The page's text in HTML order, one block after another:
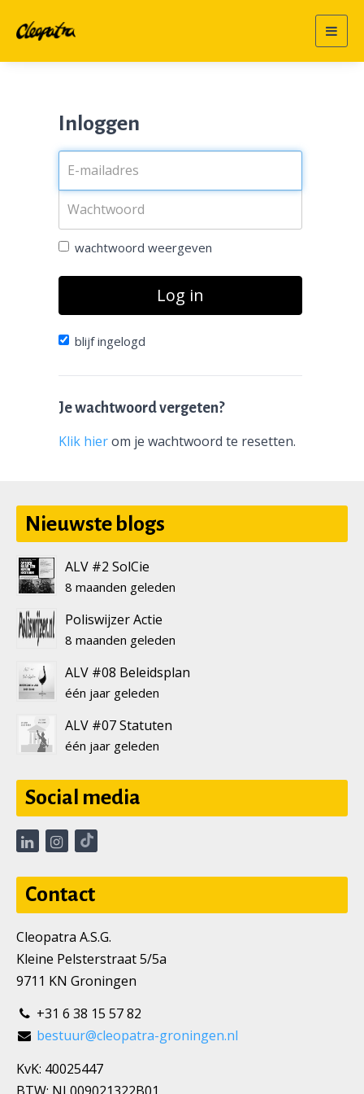
Inloggen
wachtwoord weergeven
Log in
blijf ingelogd
Je wachtwoord vergeten?
Klik hierom je wachtwoord te resetten.
Nieuwste blogs
ALV #2 SolCie
8 maanden geleden
Poliswijzer Actie
8 maanden geleden
ALV #08 Beleidsplan
één jaar geleden
ALV #07 Statuten
één jaar geleden
Social media
Contact
Cleopatra A.S.G.
Kleine Pelsterstraat 5/5a
9711 KN Groningen
+31 6 38 15 57 82
bestuur@cleopatra-groningen.nl
KvK: 40025447
BTW: NL009021322B01